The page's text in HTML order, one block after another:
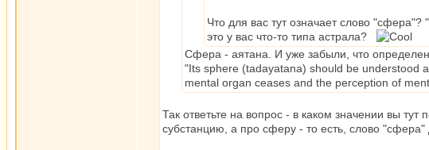
Что для вас тут означает слово
это у вас что-то типа астрала?
Сфера - аятана. И уже забыли, что
"Its sphere (tadayatana) should bе understood
mental organ ceases and the perception of
Так ответьте на вопрос - в каком значении вы
субстанцию, а про сферу - то есть, слово "сфера"